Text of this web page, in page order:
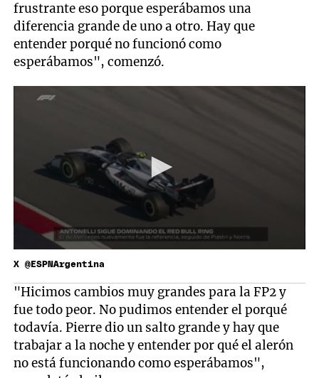
frustrante eso porque esperábamos una
diferencia grande de uno a otro. Hay que
entender porqué no funcionó como
esperábamos", comenzó.
X @ESPNArgentina
"Hicimos cambios muy grandes para la FP2 y
fue todo peor. No pudimos entender el porqué
todavía. Pierre dio un salto grande y hay que
trabajar a la noche y entender por qué el alerón
no está funcionando como esperábamos",